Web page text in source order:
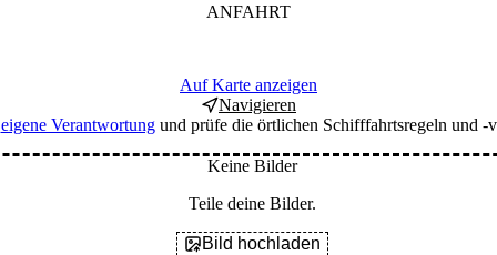
ANFAHRT
Auf Karte anzeigen
Navigieren
eigene Verantwortungund prüfe die örtlichen Schifffahrtsregeln und -
Keine Bilder
Teile deine Bilder.
Bild hochladen